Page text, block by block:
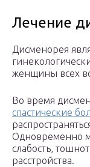
Лечение
Дисменорея
женщины всех
Во время
спастические
Одновременно
слабость,
расстройства.